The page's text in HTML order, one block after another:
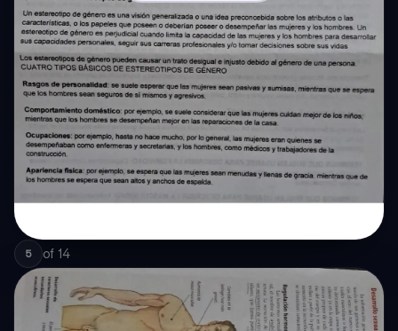
5 of 14